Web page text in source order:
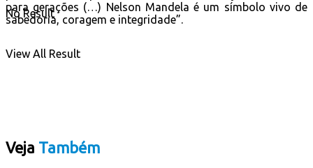
No Result
View All Result
para gerações (…) Nelson Mandela é um símbolo vivo de
sabedoria, coragem e integridade”.
Veja Também